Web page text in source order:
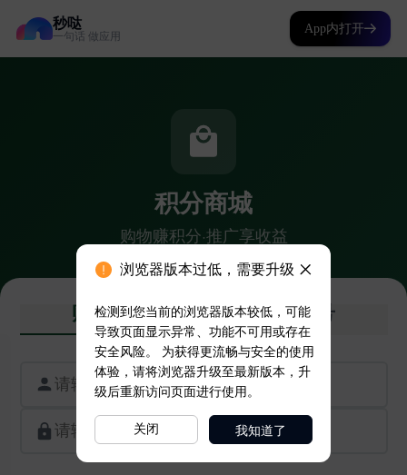
秒哒
一句话 做应用
App内打开
浏览器版本过低，需要升级
检测到您当前的浏览器版本较低，可能
导致页面显示异常、功能不可用或存在
安全风险。 为获得更流畅与安全的使用
体验，请将浏览器升级至最新版本，升
级后重新访问页面进行使用。
关闭 我知道了